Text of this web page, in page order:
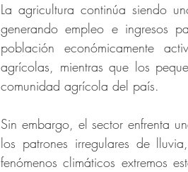
La agricultura continúa siendo
generando empleo e ingresos
población económicamente
agrícolas, mientras que los
comunidad agrícola del país.
Sin embargo, el sector enfrenta
los patrones irregulares de
fenómenos climáticos extremos